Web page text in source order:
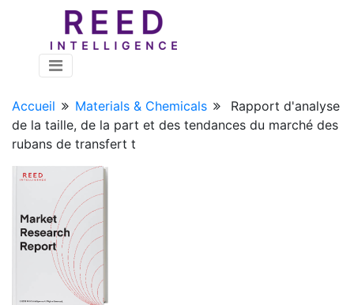
Accueil Materials & Chemicals
Rapport d'analyse
de la taille, de la part et des tendances du marché des
rubans de transfert t